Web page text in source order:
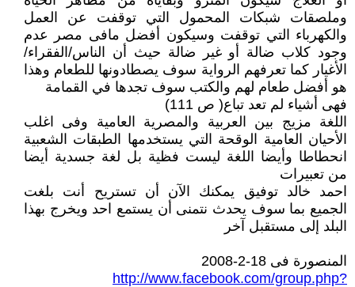
وملصقات شبكات المحمول التي توقفت عن العمل
والكهرباء التي توقفت وسيكون أفضل مافى مصر عدم
وجود كلاب ضالة أو غير ضالة حيث أن الناس/الفقراء/
الأغيار كما تعرفهم الرواية سوف يصطادونها للطعام وهذا
هو أفضل طعام لهم والكتب سوف تجدها في القمامة
فهى أشياء لم تعد تباع( ص 111)
اللغة مزيج بين العربية والمصرية العامية وفى اغلب
الأحيان العامية الوقحة التي يستخدمها الطبقات الشعبية
انحطاطا وأيضا اللغة ليست فظية بل لغة جسدية أيضا
من تعبيرات
احمد خالد توفيق يمكنك الآن أن تستريح أنت بلغت
الجميع بما سوف يحدث نتمنى أن يستمع احد ويخرج بهذا
البلد إلى مستقبل آخر
المنصورة فى 18-2-2008
http://www.facebook.com/group.php?